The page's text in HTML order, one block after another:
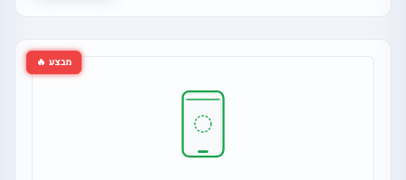
מבצע 🔥